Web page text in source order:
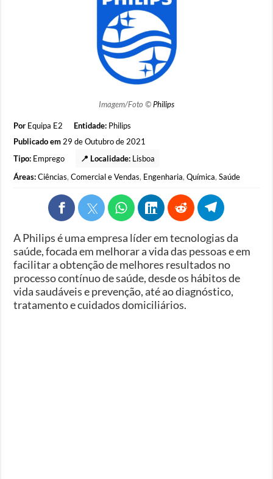
Imagem/Foto ©Philips
Por Equipa E2 Entidade: Philips
Publicado em 29 de Outubro de 2021
Tipo: Emprego 📍 Localidade: Lisboa
Áreas: Ciências,Comercial e Vendas, Engenharia,Química,Saúde
A Philips é uma empresa líder em tecnologias da
saúde, focada em melhorar a vida das pessoas e em
facilitar a obtenção de melhores resultados no
processo contínuo de saúde, desde os hábitos de
vida saudáveis e prevenção, até ao diagnóstico,
tratamento e cuidados domiciliários.